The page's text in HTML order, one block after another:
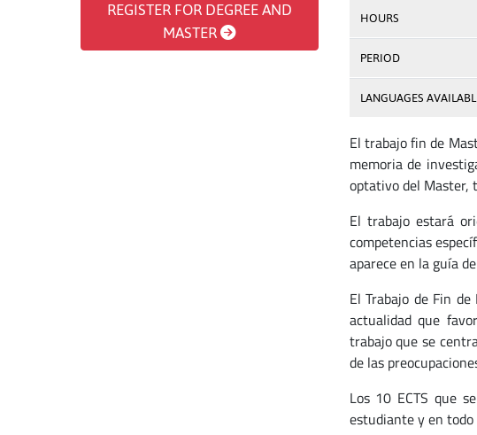
REGISTER FOR DEGREE AND
MASTER
HOURS
PERIOD
LANGUAGES
El trabajo fin de
memoria de
optativo del Master,
El trabajo estará
competencias
aparece en la guía
El Trabajo de Fin
actualidad que
trabajo que se
de las
Los 10 ECTS que
estudiante y en